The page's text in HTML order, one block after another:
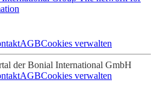
AGBCookies verwalten
der Bonial International GmbH
AGBCookies verwalten